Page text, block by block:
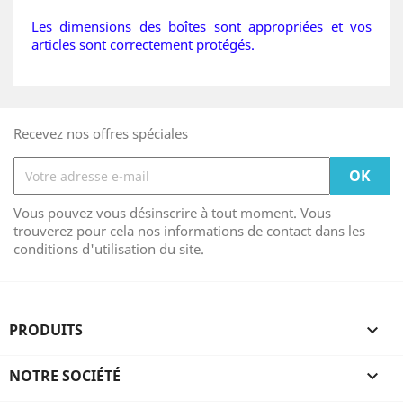
Les dimensions des boîtes sont appropriées et vos
articles sont correctement protégés.
Recevez nos offres spéciales
Vous pouvez vous désinscrire à tout moment. Vous
trouverez pour cela nos informations de contact dans les
conditions d'utilisation du site.
PRODUITS 
NOTRE SOCIÉTÉ 